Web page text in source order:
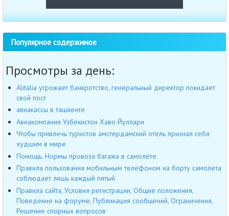
Популярное содержимое
Просмотры за день:
Alitalia угрожает банкротство, генеральный директор покидает
свой пост
авиакассы в ташкенте
Авиакомпания Узбекистон Хаво Йуллари
Чтобы привлечь туристов амстердамский отель признал себя
худшим в мире
Помощь. Нормы провоза багажа в самолёте
Правила пользования мобильным телефоном на борту самолета
соблюдает лишь каждый пятый
Правила сайта, Условия регистрации, Общие положения,
Поведение на форуме, Публикация сообщений, Ограничения,
Решение спорных вопросов